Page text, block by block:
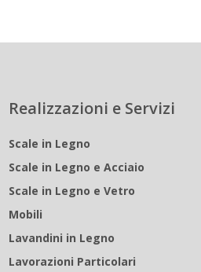
Realizzazioni e Servizi
Scale in Legno
Scale in Legno e Acciaio
Scale in Legno e Vetro
Mobili
Lavandini in Legno
Lavorazioni Particolari